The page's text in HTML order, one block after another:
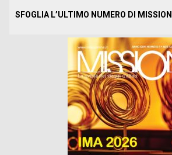
SFOGLIA L’ULTIMO NUMERO DI MISSION